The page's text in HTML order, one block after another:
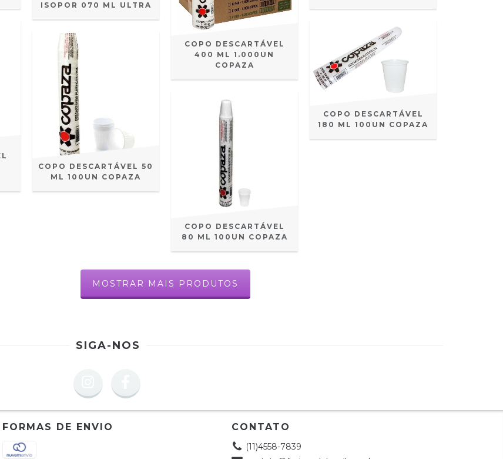
ISOPOR 070 ML ULTRA
COPO DESCARTÁVEL
400 ML 1.000UN
COPAZA
COPO DESCARTÁVEL 50
ML 100UN COPAZA
COPO DESCARTÁVEL
80 ML 100UN COPAZA
COPO DESCARTÁVEL
180 ML 100UN COPAZA
MOSTRAR MAIS PRODUTOS
SIGA-NOS
FORMAS DE ENVIO CONTATO
(11)4558-7839